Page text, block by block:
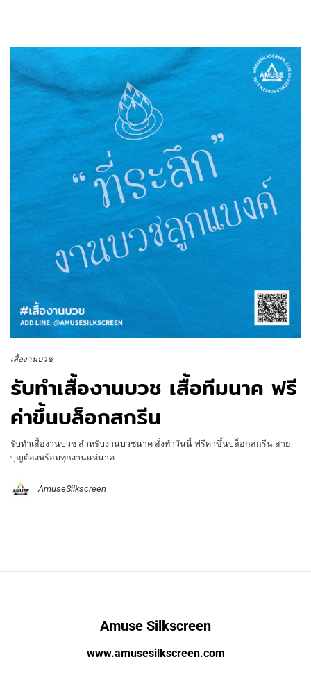
เสื้องานบวช
รับทำเสื้องานบวช เสื้อทีมนาค ฟรี
ค่าขึ้นบล็อกสกรีน
รับทำเสื้องานบวช สำหรับงานบวชนาค สั่งทำวันนี้ ฟรีค่าขึ้นบล็อกสกรีน สาย
บุญต้องพร้อมทุกงานแห่นาค
AmuseSilkscreen
Amuse Silkscreen
www.amusesilkscreen.com